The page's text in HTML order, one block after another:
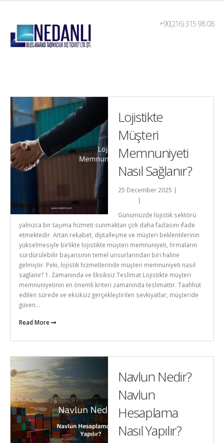
+90(216) 315 98 08
Lojistikte
Müşteri
Memnuniyeti
Nasıl Sağlanır?
25 December 2025 |
|
Günümüzde lojistik sektörü
yalnızca bir taşıma hizmeti sunmaktan çok daha fazlasını ifade
etmektedir. Artan rekabet, dijitalleşme ve müşteri beklentilerinin
yükselmesiyle birlikte lojistikte müşteri memnuniyeti, firmaların
sürdürülebilir başarısının temel unsurlarından biri haline
gelmiştir. Peki, lojistik hizmetlerinde müşteri memnuniyeti nasıl
sağlanır? 1. Zamanında ve Eksiksiz Teslimat Lojistikte müşteri
memnuniyetinin en önemli kriteri zamanında teslimattır. Taahhüt
edilen sürede ve eksiksiz gerçekleştirilen sevkiyatlar, müşteride
güven...
Read More
Navlun Nedir?
Navlun
Hesaplama
Nasıl Yapılır?